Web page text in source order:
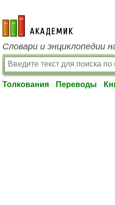
academic.ru
Словари и энциклопедии
Толкования Переводы